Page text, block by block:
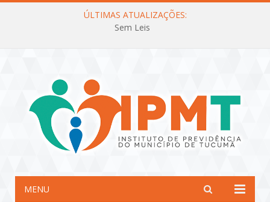
ÚLTIMAS ATUALIZAÇÕES:
Sem Leis
MENU